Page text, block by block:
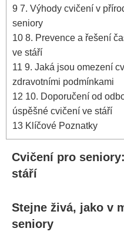
9 7. Výhody cvičení v
seniory
10 8. Prevence a řešení
ve stáří
11 9. Jaká jsou omezení
zdravotními podmínkami
12 10. Doporučení od
úspěšné cvičení ve stáří
13 Klíčové Poznatky
Cvičení pro
stáří
Stejne živá, jako v
seniory